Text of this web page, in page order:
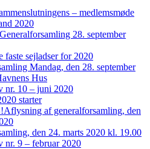
– medlemsmøde
2020
28. september
faste sejladser for 2020
Mandag, den 28. september
Hus
nr. 10 – juni 2020
starter
af generalforsamling, den
den 24. marts 2020 kl. 19.00
nr. 9 – februar 2020